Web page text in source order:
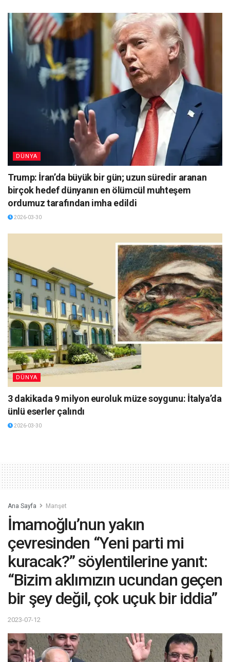
DÜNYA
Trump: İran’da büyük bir gün; uzun süredir aranan
birçok hedef dünyanın en ölümcül muhteşem
ordumuz tarafından imha edildi
2026-03-30
DÜNYA
3 dakikada 9 milyon euroluk müze soygunu: İtalya’da
ünlü eserler çalındı
2026-03-30
Ana Sayfa Manşet
İmamoğlu’nun yakın
çevresinden “Yeni parti mi
kuracak?” söylentilerine yanıt:
“Bizim aklımızın ucundan geçen
bir şey değil, çok uçuk bir iddia”
2023-07-12